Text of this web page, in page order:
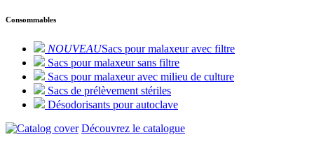
Consommables
NOUVEAUSacs pour malaxeur avec filtre
Sacs pour malaxeur sans filtre
Sacs pour malaxeur avec milieu de culture
Sacs de prélèvement stériles
Désodorisants pour autoclave
Découvrez le catalogue